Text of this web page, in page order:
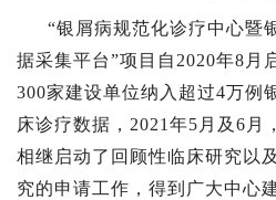
“银屑病规范化诊疗中心暨
据采集平台”项目自2020年8月
300家建设单位纳入超过4万例
床诊疗数据，2021年5月及6月
相继启动了回顾性临床研究以
究的申请工作，得到广大中心